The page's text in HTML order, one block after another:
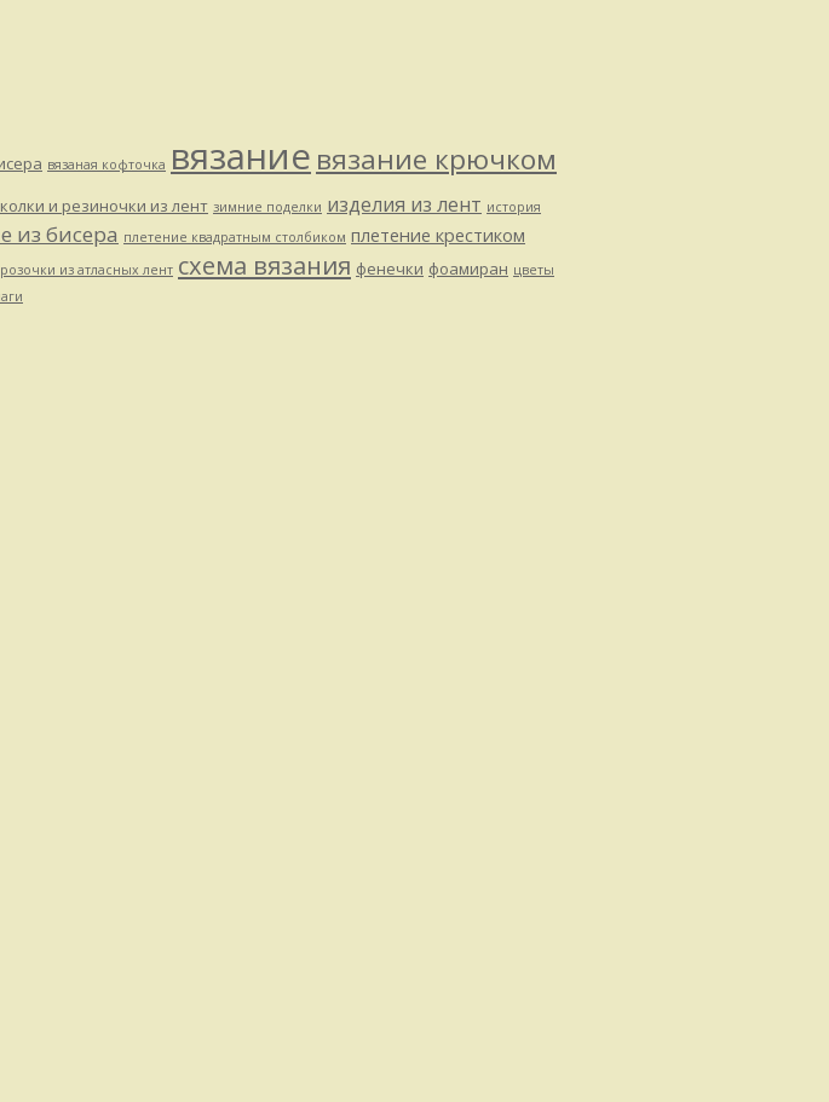
вязаная кофточка вязание вязание крючком
и резиночки из лент зимние поделки изделия из лент история
из бисера плетение квадратным столбиком плетение крестиком
розочки из атласных лент схема вязания фенечки фоамиран цветы